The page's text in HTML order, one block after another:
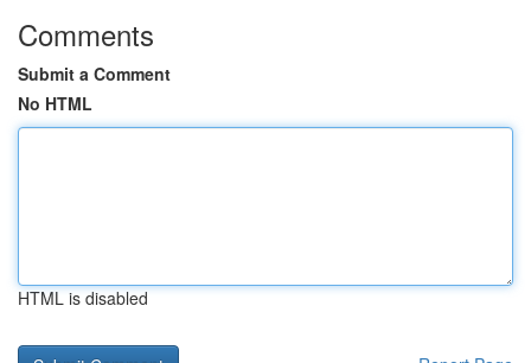
Comments
Submit a Comment
No HTML
HTML is disabled